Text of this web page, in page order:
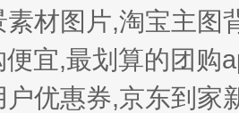
材图片,淘宝主图
宜,最划算的团购
优惠券,京东到家